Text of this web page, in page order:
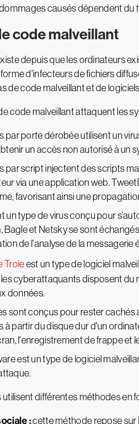
causés dépendent
code malveillant
depuis que les ordinateurs
d'infecteurs de fichiers
de code malveillant et de
code malveillant attaquent les
par porte dérobée utilisent un
un accès non autorisé à un
par script injectent des scripts
via une application web.
favorisant ainsi une
un type de virus conçu pour
Bagle et Netsky se sont
de l'analyse de la messagerie
Troieest un type de logiciel
les cyberattaquants disposent
données.
sont conçus pour rester
à partir du disque dur d'un
l'enregistrement de frappe et
est un type de logiciel
différentes méthodes en
:cette méthode repose sur